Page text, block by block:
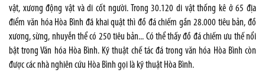
vật, xương động vật và di cốt người. Trong 30.120 di vật thống kê ở 65 địa
điểm văn hóa Hòa Bình đã khai quật thì đồ đá chiếm gần 28.000 tiêu bản, đồ
xương, sừng, nhuyễn thể có 250 tiêu bản... Có thể thấy đồ đá chiếm ưu thế nổi
bật trong Văn hóa Hòa Bình. Kỹ thuật chế tác đá trong văn hóa Hòa Bình còn
được các nhà nghiên cứu Hòa Bình gọi là kỹ thuật Hòa Bình.